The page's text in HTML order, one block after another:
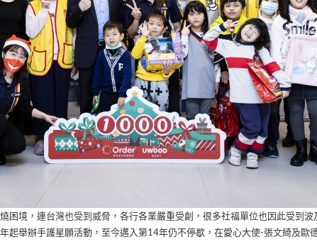
困境，連台灣也受到威脅，各行各業嚴重受創，很多社福單位也因此受到
起舉辦手護星願活動，至今邁入第14年仍不停歇，在愛心大使-張文綺及歐